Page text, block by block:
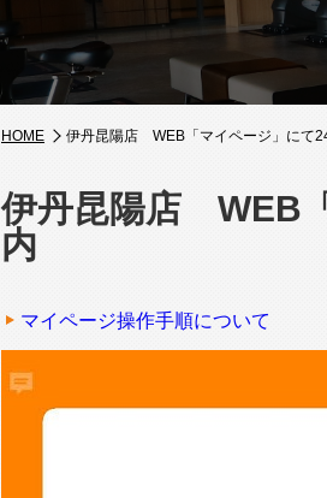
HOME 伊丹昆陽店 WEB「マイページ」にて
伊丹昆陽店 WEB
内
マイページ操作手順について